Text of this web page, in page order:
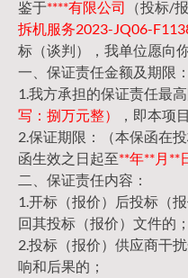
鉴于****有限公司 （投标/
拆机服务2023-JQ06-
标（谈判），我单位愿向
一、保证责任金额及期限：
1.我方承担的保证责任最
写：捌万元整）
，即本项
2.保证期限：（本保函在
函生效之日起至**年**月**
二、保证责任内容：
1.开标（报价）后投标（
回其投标（报价）文件的；
2.投标（报价）供应商干
响和后果的；